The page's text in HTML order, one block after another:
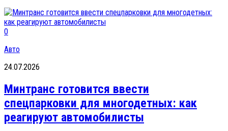
0
Авто
24.07.2026
Минтранс готовится ввести
спецпарковки для многодетных: как
реагируют автомобилисты